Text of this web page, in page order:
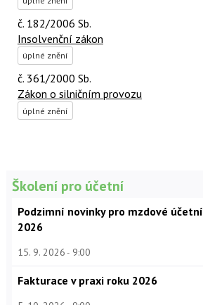
č. 182/2006 Sb.
Insolvenční zákon
úplné znění
č. 361/2000 Sb.
Zákon o silničním provozu
úplné znění
Školení pro účetní
Podzimní novinky pro mzdové účetní
2026
15. 9. 2026 9:00
Fakturace v praxi roku 2026